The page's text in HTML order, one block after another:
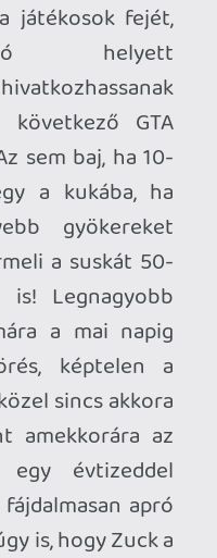
a saját
a
kellett
ezen
sem
VR2
más
nem
millió
első év
van
Oké, értem és elfogadom!